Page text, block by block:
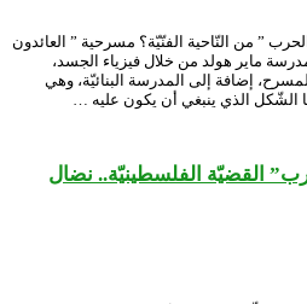
” من النّاحية الفنّيّة؟ مسرحية ” العائدون
ماير هولد من خلال فيزياء الجسد،
إضافة إلى المدرسة البنائيّة، وهي
الشّكل الذي ينبغي أن يكون عليه …
القضيّة الفلسطينيّة.. نضال